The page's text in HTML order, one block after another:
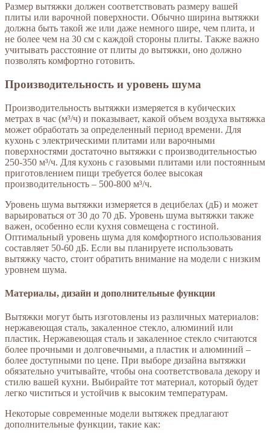
Размер вытяжки должен соответствовать размеру вашей
плиты или варочной поверхности. Обычно ширина вытяжки
должна быть такой же или даже немного шире, чем плита, и
не более чем на 30 см с каждой стороны плиты. Также важно
учитывать расстояние от плиты до вытяжки, оно должно
позволять комфортно готовить.
Производительность и уровень шума
Производительность вытяжки измеряется в кубических
метрах в час (м³/ч) и показывает, какой объем воздуха вытяжка
может обработать за определенный период времени. Для
кухонь с электрическими плитами или варочными
поверхностями достаточно вытяжки с производительностью
250-350 м³/ч. Для кухонь с газовыми плитами или постоянным
приготовлением пищи требуется более высокая
производительность – 500-800 м³/ч.
Уровень шума вытяжки измеряется в децибелах (дБ) и может
варьироваться от 30 до 70 дБ. Уровень шума вытяжки также
важен, особенно если кухня совмещена с гостиной.
Оптимальный уровень шума для комфортного использования
составляет 50-60 дБ. Если вы планируете использовать
вытяжку часто, стоит обратить внимание на модели с низким
уровнем шума.
Материалы, дизайн и дополнительные функции
Вытяжки могут быть изготовлены из различных материалов:
нержавеющая сталь, закаленное стекло, алюминий или
пластик. Нержавеющая сталь и закаленное стекло считаются
более прочными и долговечными, а пластик и алюминий –
более доступными по цене. При выборе дизайна вытяжки
обязательно учитывайте, чтобы она соответствовала декору и
стилю вашей кухни. Выбирайте тот материал, который будет
легко чиститься и устойчив к высоким температурам.
Некоторые современные модели вытяжек предлагают
дополнительные функции, такие как: